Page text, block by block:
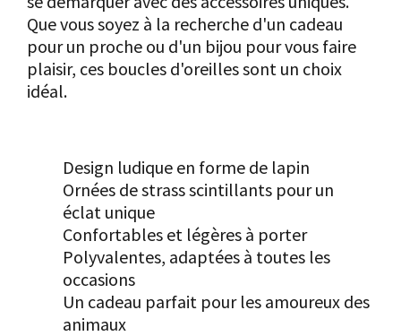
Que vous soyez à la recherche d'un cadeau
pour un proche ou d'un bijou pour vous faire
plaisir, ces boucles d'oreilles sont un choix
idéal.
Design ludique en forme de lapin
Ornées de strass scintillants pour un
éclat unique
Confortables et légères à porter
Polyvalentes, adaptées à toutes les
occasions
Un cadeau parfait pour les amoureux des
animaux